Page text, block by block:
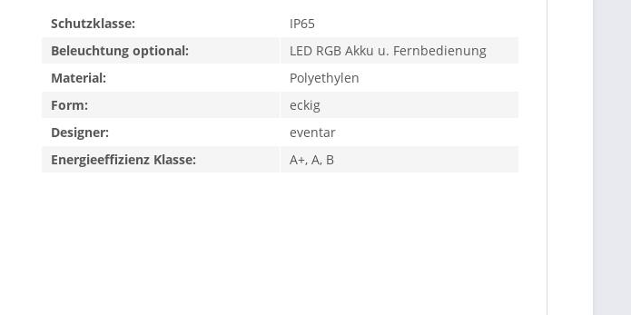
Schutzklasse:
IP65
Beleuchtung optional:
LED RGB Akku u. Fernbedienung
Material:
Polyethylen
Form:
eckig
Designer:
eventar
Energieeffizienz Klasse:
A+, A, B